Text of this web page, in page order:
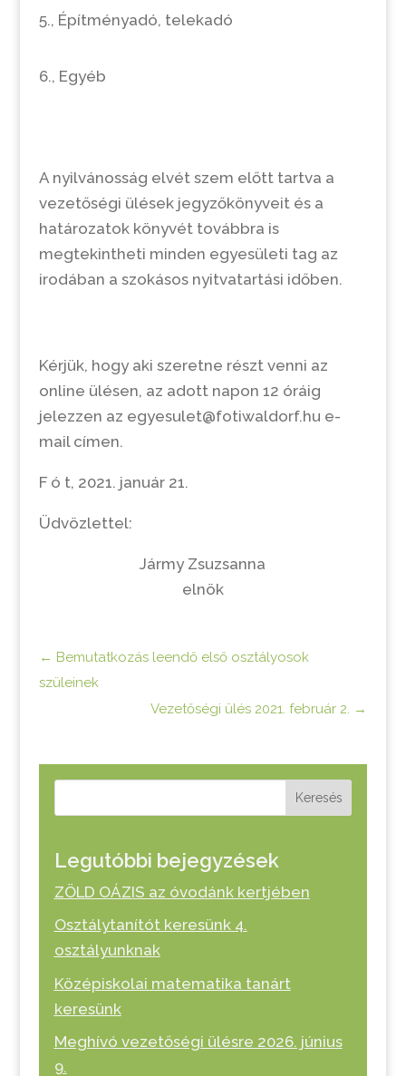
5., Építményadó, telekadó
6., Egyéb
A nyilvánosság elvét szem előtt tartva a
vezetőségi ülések jegyzőkönyveit és a
határozatok könyvét továbbra is
megtekintheti minden egyesületi tag az
irodában a szokásos nyitvatartási időben.
Kérjük, hogy aki szeretne részt venni az
online ülésen, az adott napon 12 óráig
jelezzen az egyesulet@fotiwaldorf.hu e-
mail címen.
F ó t, 2021. január 21.
Üdvözlettel:
Jármy Zsuzsanna
elnök
← Bemutatkozás leendő első osztályosok
szüleinek
Vezetőségi ülés 2021. február 2. →
Keresés
Legutóbbi bejegyzések
ZÖLD OÁZIS az óvodánk kertjében
Osztálytanítót keresünk 4.
osztályunknak
Középiskolai matematika tanárt
keresünk
Meghívó vezetőségi ülésre 2026. június
9.